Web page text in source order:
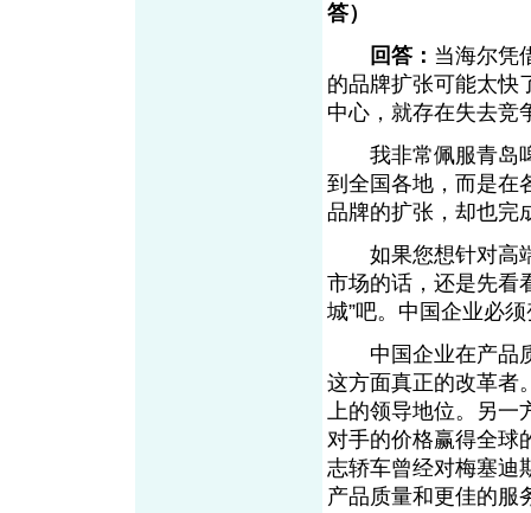
答）
回答： 当海尔凭
的品牌扩张可能太快
中心，就存在失去竞
我非常佩服青岛啤
到全国各地，而是在
品牌的扩张，却也完
如果您想针对高端
市场的话，还是先看
城”吧。中国企业必
中国企业在产品质
这方面真正的改革者
上的领导地位。另一
对手的价格赢得全球
志轿车曾经对梅塞
产品质量和更佳的服